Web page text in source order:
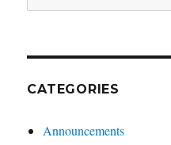
for:
CATEGORIES
Announcements